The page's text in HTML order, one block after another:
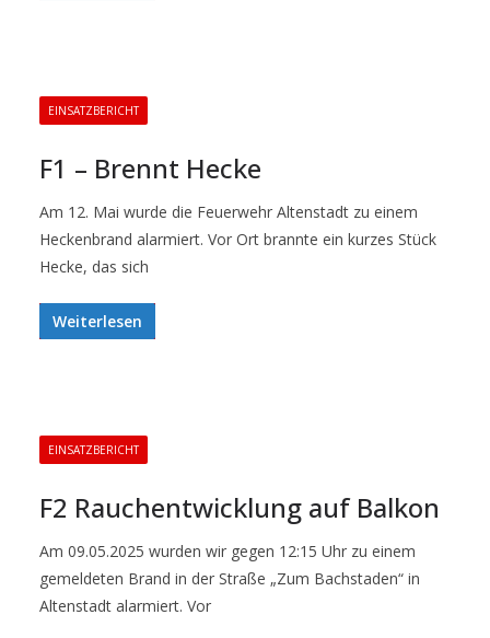
EINSATZBERICHT
F1 – Brennt Hecke
Am 12. Mai wurde die Feuerwehr Altenstadt zu einem
Heckenbrand alarmiert. Vor Ort brannte ein kurzes Stück
Hecke, das sich
Weiterlesen
EINSATZBERICHT
F2 Rauchentwicklung auf Balkon
Am 09.05.2025 wurden wir gegen 12:15 Uhr zu einem
gemeldeten Brand in der Straße „Zum Bachstaden“ in
Altenstadt alarmiert. Vor